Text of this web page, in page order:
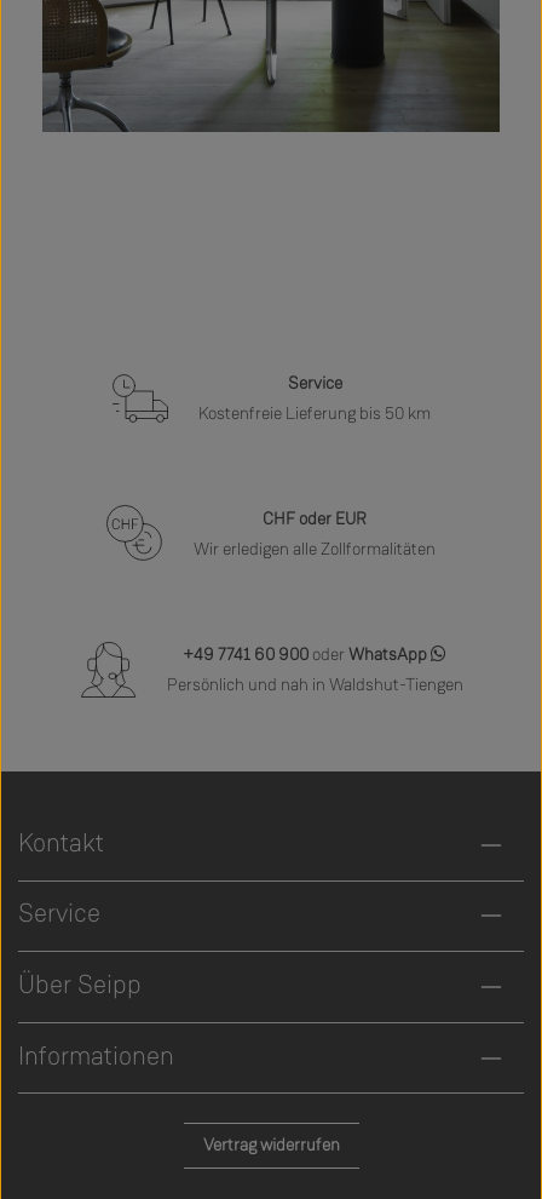
Service
Kostenfreie Lieferung bis 50 km
CHF oder EUR
Wir erledigen alle Zollformalitäten
+49 7741 60 900 oder WhatsApp
Persönlich und nah in Waldshut-Tiengen
Kontakt
Service
Über Seipp
Informationen
Vertrag widerrufen